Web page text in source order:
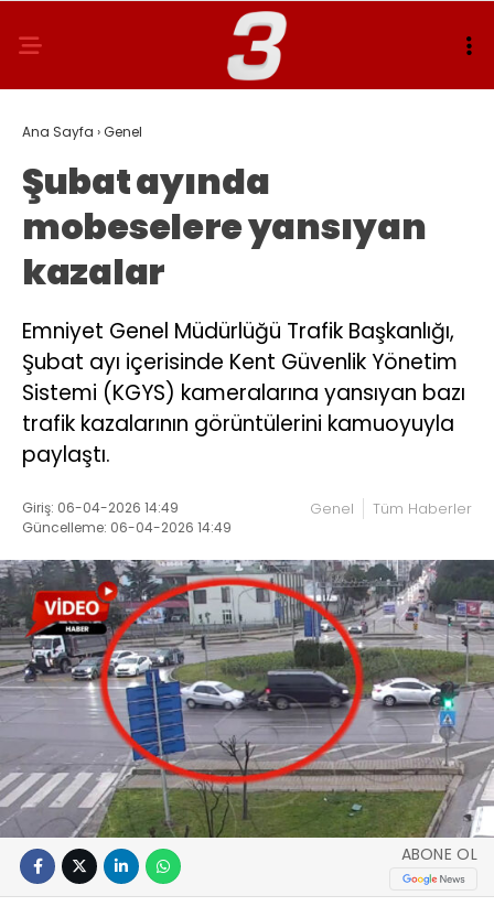
Ana Sayfa ›Genel
Şubat ayında
mobeselere yansıyan
kazalar
Emniyet Genel Müdürlüğü Trafik Başkanlığı,
Şubat ayı içerisinde Kent Güvenlik Yönetim
Sistemi (KGYS) kameralarına yansıyan bazı
trafik kazalarının görüntülerini kamuoyuyla
paylaştı.
Giriş: 06-04-2026 14:49
Güncelleme: 06-04-2026 14:49
Genel Tüm Haberler
ABONE OL